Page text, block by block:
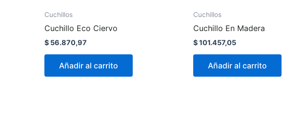
Cuchillos
Cuchillo Eco Ciervo
$ 56.870,97
Añadir al carrito
Cuchillos
Cuchillo En Madera
$101.457,05
Añadir al carrito